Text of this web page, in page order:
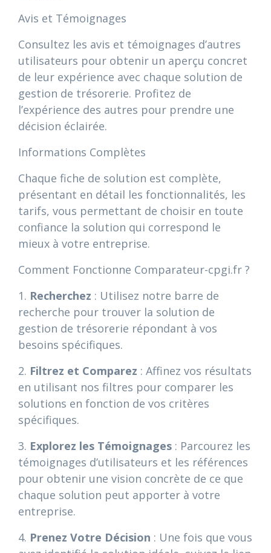
Avis et Témoignages
Consultez les avis et témoignages d’autres
utilisateurs pour obtenir un aperçu concret
de leur expérience avec chaque solution de
gestion de trésorerie. Profitez de
l’expérience des autres pour prendre une
décision éclairée.
Informations Complètes
Chaque fiche de solution est complète,
présentant en détail les fonctionnalités, les
tarifs, vous permettant de choisir en toute
confiance la solution qui correspond le
mieux à votre entreprise.
Comment Fonctionne Comparateur-cpgi.fr ?
1. Recherchez : Utilisez notre barre de
recherche pour trouver la solution de
gestion de trésorerie répondant à vos
besoins spécifiques.
2. Filtrez et Comparez : Affinez vos résultats
en utilisant nos filtres pour comparer les
solutions en fonction de vos critères
spécifiques.
3. Explorez les Témoignages : Parcourez les
témoignages d’utilisateurs et les références
pour obtenir une vision concrète de ce que
chaque solution peut apporter à votre
entreprise.
4. Prenez Votre Décision : Une fois que vous